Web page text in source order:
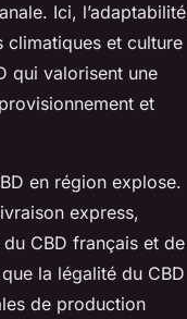
Ici, l’adaptabilité
climatiques et culture
qui valorisent une
et
en région explose.
express,
CBD français et de
la légalité du CBD
de production